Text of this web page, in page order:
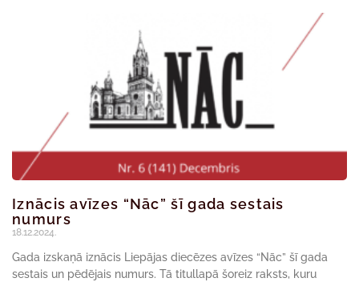
Iznācis avīzes “Nāc” šī gada sestais
numurs
18.12.2024.
Gada izskaņā iznācis Liepājas diecēzes avīzes “Nāc” šī gada
sestais un pēdējais numurs. Tā titullapā šoreiz raksts, kuru